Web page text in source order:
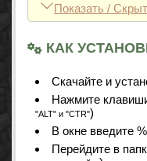
Показать /
КАК
Cкачайте и
Нажмите
"ALT" и "CTR")
В окне введите
Перейдите в